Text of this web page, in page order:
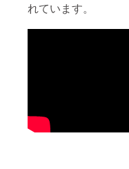
れています。